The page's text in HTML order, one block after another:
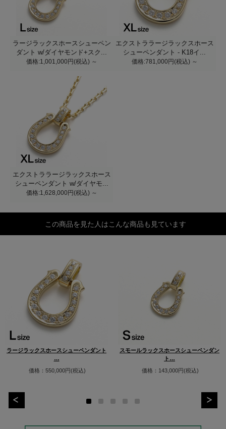
ラージラックスホースシューペン
ダント w/ダイヤモンド+スク...
価格:1,001,000円(税込) ～
エクストララージラックスホース
シューペンダント - K18イ...
価格:781,000円(税込) ～
エクストララージラックスホース
シューペンダント w/ダイヤモ...
価格:1,628,000円(税込) ～
この商品を見た人はこんな商品も見ています
ラージラックスホースシューペンダント
…
価格：550,000円(税込)
スモールラックスホースシューペンダン
ト…
価格：143,000円(税込)